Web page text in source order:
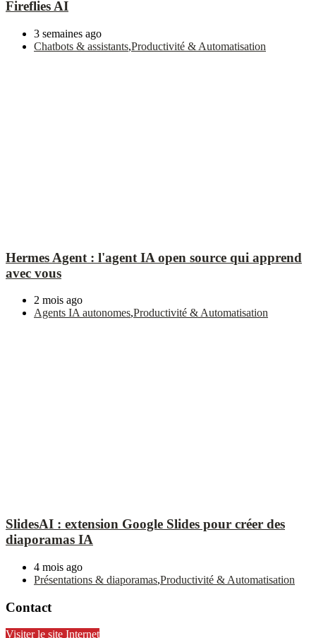
Fireflies AI
3 semaines ago
Chatbots & assistants,Productivité & Automatisation
Hermes Agent : l'agent IA open source qui apprend
avec vous
2 mois ago
Agents IA autonomes,Productivité & Automatisation
SlidesAI : extension Google Slides pour créer des
diaporamas IA
4 mois ago
Présentations & diaporamas,Productivité & Automatisation
Contact
Visiter le site Internet